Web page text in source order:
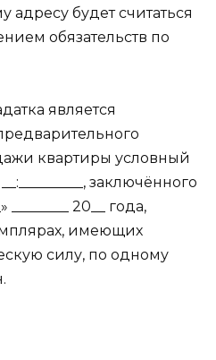
будет считаться
обязательств по
является
квартиры условный
заключённого
________ 20__ года,
имеющих
силу, по одному